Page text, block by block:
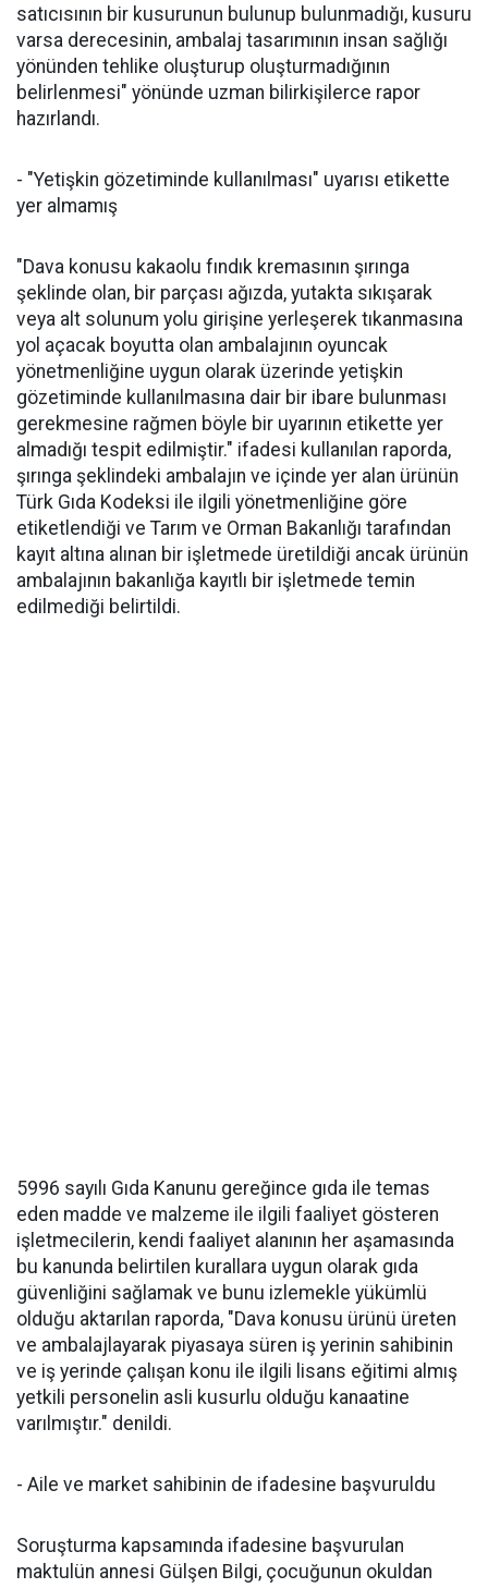
satıcısının bir kusurunun bulunup bulunmadığı, kusuru
varsa derecesinin, ambalaj tasarımının insan sağlığı
yönünden tehlike oluşturup oluşturmadığının
belirlenmesi" yönünde uzman bilirkişilerce rapor
hazırlandı.
- "Yetişkin gözetiminde kullanılması" uyarısı etikette
yer almamış
"Dava konusu kakaolu fındık kremasının şırınga
şeklinde olan, bir parçası ağızda, yutakta sıkışarak
veya alt solunum yolu girişine yerleşerek tıkanmasına
yol açacak boyutta olan ambalajının oyuncak
yönetmenliğine uygun olarak üzerinde yetişkin
gözetiminde kullanılmasına dair bir ibare bulunması
gerekmesine rağmen böyle bir uyarının etikette yer
almadığı tespit edilmiştir." ifadesi kullanılan raporda,
şırınga şeklindeki ambalajın ve içinde yer alan ürünün
Türk Gıda Kodeksi ile ilgili yönetmenliğine göre
etiketlendiği ve Tarım ve Orman Bakanlığı tarafından
kayıt altına alınan bir işletmede üretildiği ancak ürünün
ambalajının bakanlığa kayıtlı bir işletmede temin
edilmediği belirtildi.
5996 sayılı Gıda Kanunu gereğince gıda ile temas
eden madde ve malzeme ile ilgili faaliyet gösteren
işletmecilerin, kendi faaliyet alanının her aşamasında
bu kanunda belirtilen kurallara uygun olarak gıda
güvenliğini sağlamak ve bunu izlemekle yükümlü
olduğu aktarılan raporda, "Dava konusu ürünü üreten
ve ambalajlayarak piyasaya süren iş yerinin sahibinin
ve iş yerinde çalışan konu ile ilgili lisans eğitimi almış
yetkili personelin asli kusurlu olduğu kanaatine
varılmıştır." denildi.
- Aile ve market sahibinin de ifadesine başvuruldu
Soruşturma kapsamında ifadesine başvurulan
maktulün annesi Gülşen Bilgi, çocuğunun okuldan